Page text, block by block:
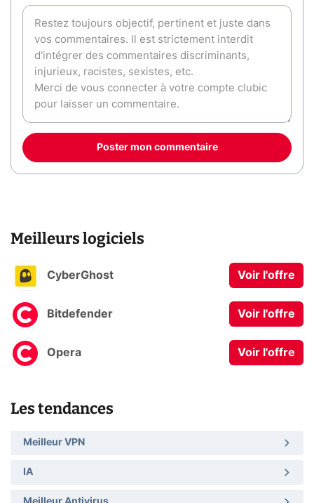
Poster mon commentaire
Meilleurs logiciels
CyberGhost Voir l'offre
Bitdefender Voir l'offre
Opera Voir l'offre
Les tendances
Meilleur VPN
IA